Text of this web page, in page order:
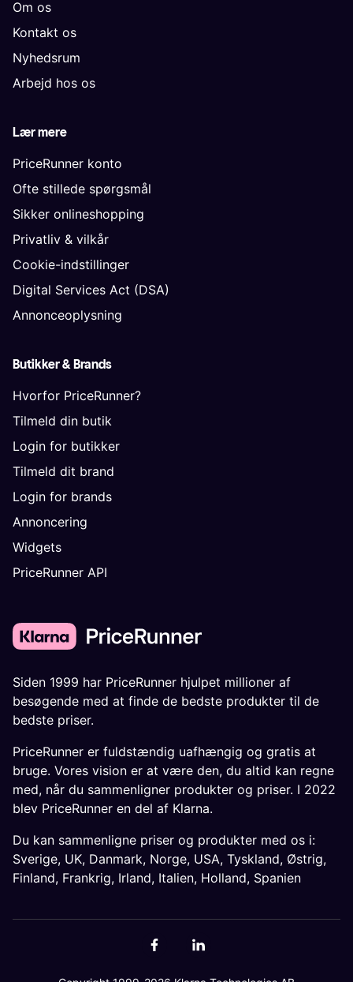
Om os
Kontakt os
Nyhedsrum
Arbejd hos os
Lær mere
PriceRunner konto
Ofte stillede spørgsmål
Sikker onlineshopping
Privatliv & vilkår
Cookie-indstillinger
Digital Services Act (DSA)
Annonceoplysning
Butikker & Brands
Hvorfor PriceRunner?
Tilmeld din butik
Login for butikker
Tilmeld dit brand
Login for brands
Annoncering
Widgets
PriceRunner API
Siden 1999 har PriceRunner hjulpet millioner af
besøgende med at finde de bedste produkter til de
bedste priser.
PriceRunner er fuldstændig uafhængig og gratis at
bruge. Vores vision er at være den, du altid kan regne
med, når du sammenligner produkter og priser. I 2022
blev PriceRunner en del af Klarna.
Du kan sammenligne priser og produkter med os i:
Sverige, UK, Danmark, Norge, USA, Tyskland, Østrig,
Finland, Frankrig, Irland, Italien, Holland, Spanien